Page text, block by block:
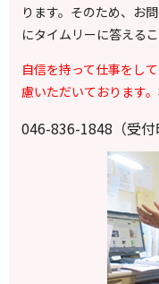
ります。そのため、お
にタイムリーに答える
自信を持って仕事をし
慮いただいております。
046-836-1848（受付